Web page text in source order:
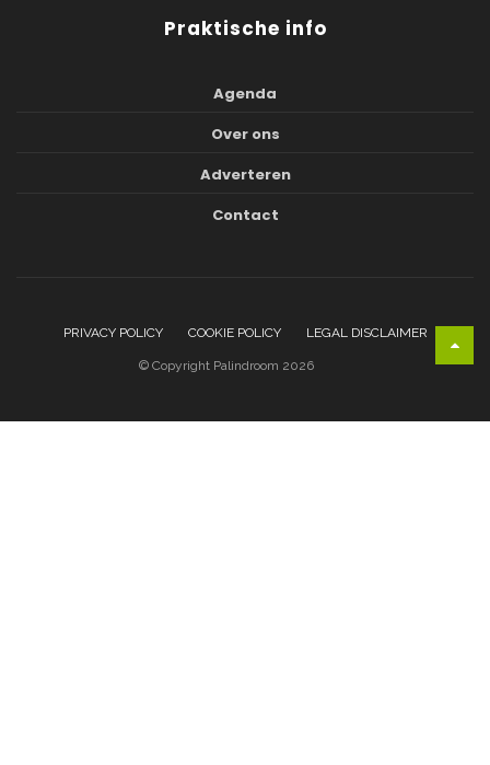
Praktische info
Agenda
Over ons
Adverteren
Contact
PRIVACY POLICY COOKIE POLICY LEGAL DISCLAIMER
© Copyright Palindroom 2026